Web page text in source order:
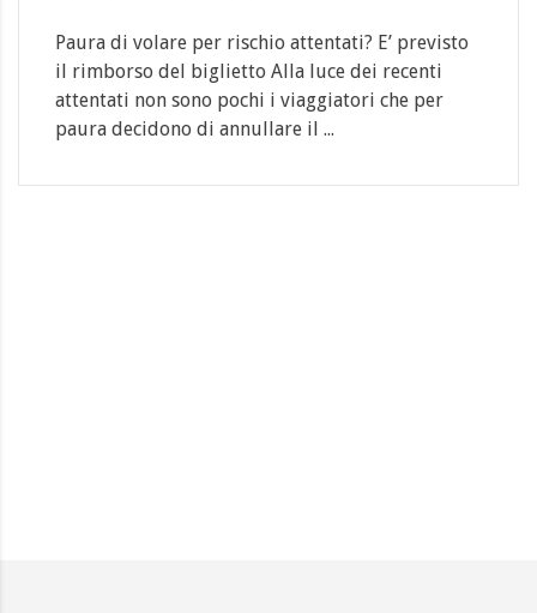
Paura di volare per rischio attentati? E’ previsto
il rimborso del biglietto Alla luce dei recenti
attentati non sono pochi i viaggiatori che per
paura decidono di annullare il ...